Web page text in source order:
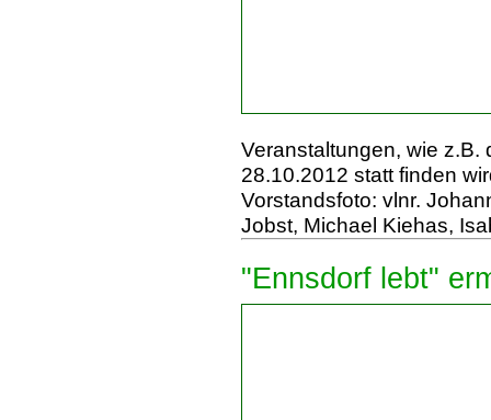
Veranstaltungen, wie z.B.
28.10.2012 statt finden
Vorstandsfoto: vlnr.
Jobst, Michael Kiehas,
"Ennsdorf lebt"